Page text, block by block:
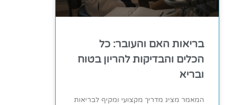
בריאות האם והעובר: כל
הכלים והבדיקות להריון בטוח
ובריא
המאמר מציג מדריך מקצועי ומקיף לבריאות